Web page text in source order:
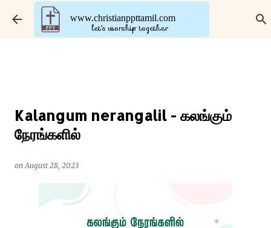
Skip to main content
www.christianppttamil.com
let's worship together
Kalangum nerangalil - கலங்கும்
நேரங்களில்
onAugust 28, 2023